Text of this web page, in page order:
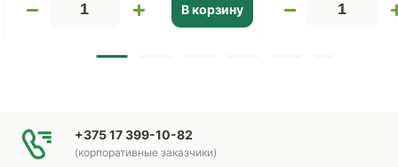
В корзину
+375 17 399-10-82
(корпоративные заказчики)